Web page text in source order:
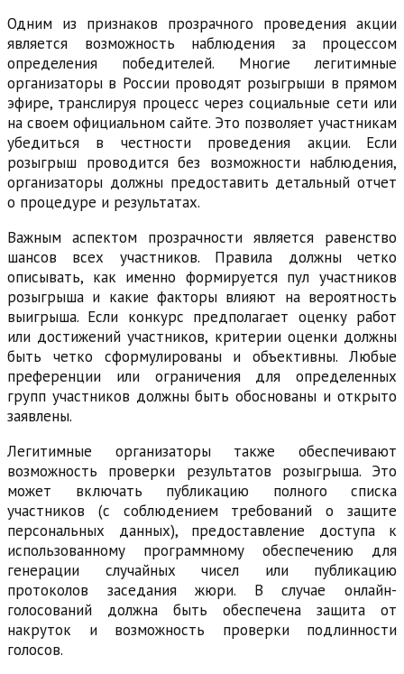
Одним из признаков прозрачного проведения акции
является возможность наблюдения за процессом
определения победителей. Многие легитимные
организаторы в России проводят розыгрыши в прямом
эфире, транслируя процесс через социальные сети или
на своем официальном сайте. Это позволяет участникам
убедиться в честности проведения акции. Если
розыгрыш проводится без возможности наблюдения,
организаторы должны предоставить детальный отчет
о процедуре и результатах.
Важным аспектом прозрачности является равенство
шансов всех участников. Правила должны четко
описывать, как именно формируется пул участников
розыгрыша и какие факторы влияют на вероятность
выигрыша. Если конкурс предполагает оценку работ
или достижений участников, критерии оценки должны
быть четко сформулированы и объективны. Любые
преференции или ограничения для определенных
групп участников должны быть обоснованы и открыто
заявлены.
Легитимные организаторы также обеспечивают
возможность проверки результатов розыгрыша. Это
может включать публикацию полного списка
участников (с соблюдением требований о защите
персональных данных), предоставление доступа к
использованному программному обеспечению для
генерации случайных чисел или публикацию
протоколов заседания жюри. В случае онлайн-
голосований должна быть обеспечена защита от
накруток и возможность проверки подлинности
голосов.